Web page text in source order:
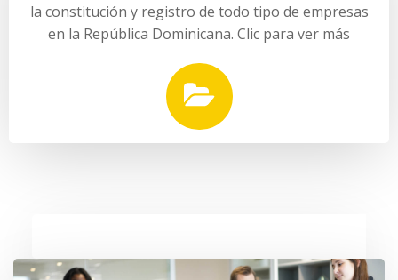
la constitución y registro de todo tipo de empresas
en la República Dominicana. Clic para ver más